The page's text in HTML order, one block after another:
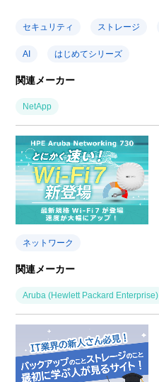
セキュリティ ストレージ
AI はじめてシリーズ
関連メーカー
NetApp
ネットワーク
関連メーカー
Aruba (Hewlett Packard Enterprise)